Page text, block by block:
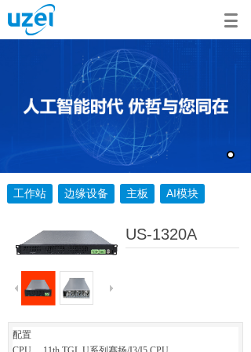
工作站 边缘设备 主板 AI模块
US-1320A
配置